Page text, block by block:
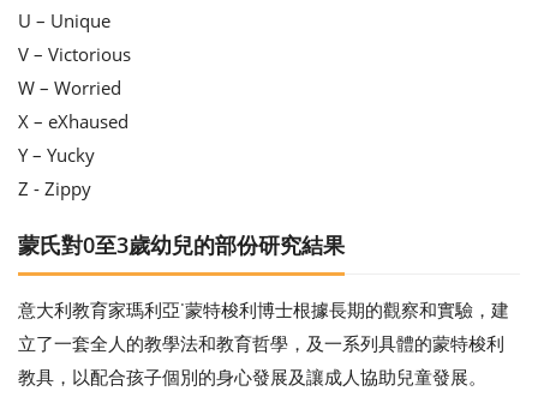
U – Unique
V – Victorious
W – Worried
X – eXhaused
Y – Yucky
Z - Zippy
蒙氏對0至3歲幼兒的部份研究結果
意大利教育家瑪利亞˙蒙特梭利博士根據長期的觀察和實驗，建
立了一套全人的教學法和教育哲學，及一系列具體的蒙特梭利
教具，以配合孩子個別的身心發展及讓成人協助兒童發展。